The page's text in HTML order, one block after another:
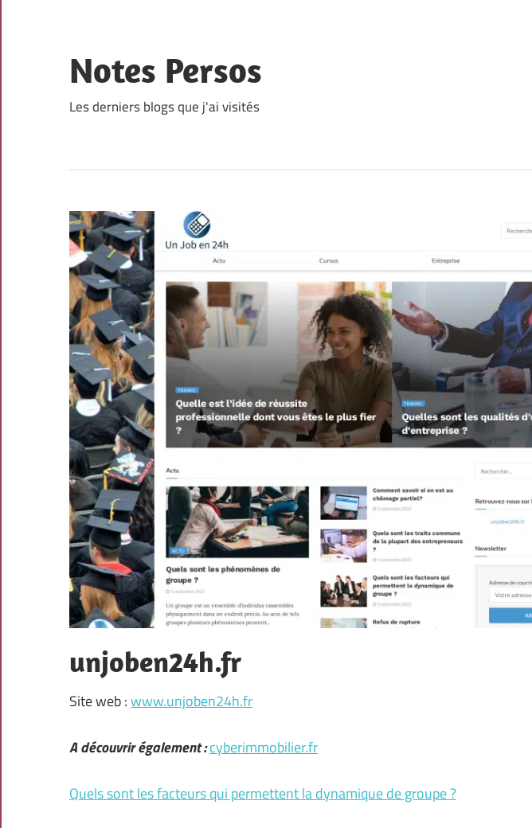
content
Notes Persos
Les derniers blogs que j'ai visités
unjoben24h.fr
Site web :www.unjoben24h.fr
A découvrir également :cyberimmobilier.fr
Quels sont les facteurs qui permettent la dynamique de groupe ?